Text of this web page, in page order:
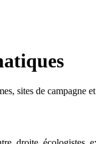
sites de campagne